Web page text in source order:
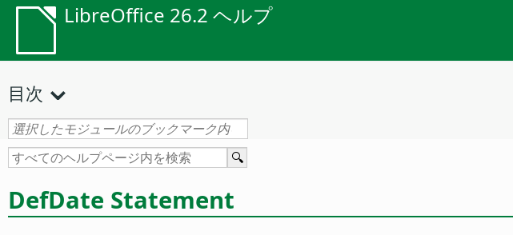
LibreOffice 26.2 ヘルプ
目次
DefDate Statement